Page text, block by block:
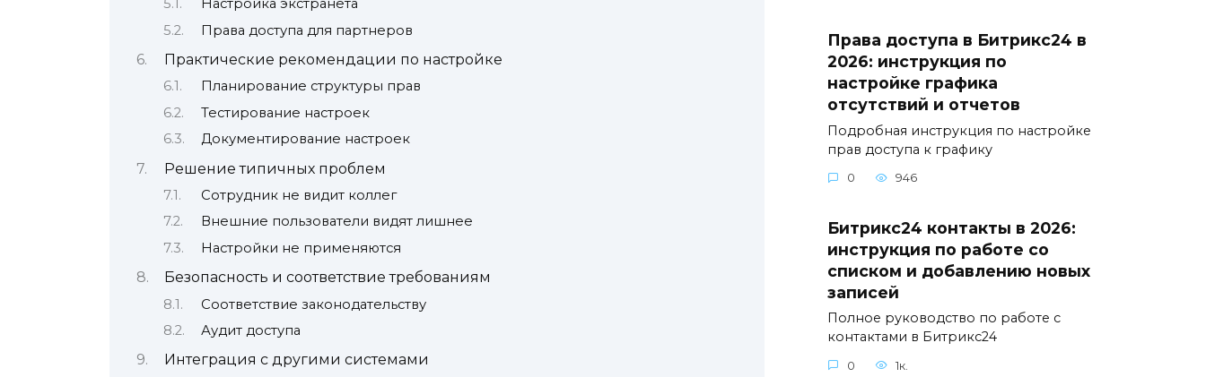
Настройка экстранета
Права доступа для партнеров
Практические рекомендации по настройке
Планирование структуры прав
Тестирование настроек
Документирование настроек
Решение типичных проблем
Сотрудник не видит коллег
Внешние пользователи видят лишнее
Настройки не применяются
Безопасность и соответствие требованиям
Соответствие законодательству
Аудит доступа
Интеграция с другими системами
Права доступа в Битрикс24 в
2026: инструкция по
настройке графика
отсутствий и отчетов
Подробная инструкция по настройке
прав доступа к графику
0 946
Битрикс24 контакты в 2026:
инструкция по работе со
списком и добавлению новых
записей
Полное руководство по работе с
контактами в Битрикс24
0 1к.